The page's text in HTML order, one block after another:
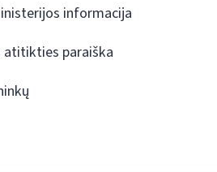
informacija
paraiška